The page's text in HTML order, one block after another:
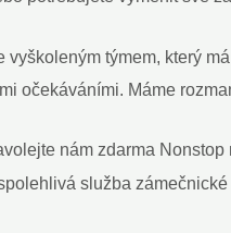
vyškoleným týmem, který
očekáváními. Máme
nám zdarma